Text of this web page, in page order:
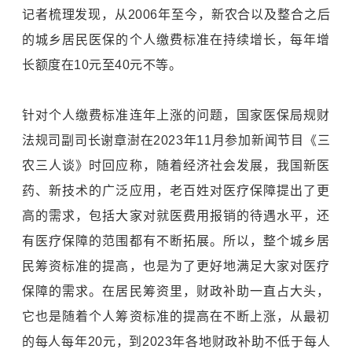
记者梳理发现，从2006年至今，新农合以及整合之后
的城乡居民医保的个人缴费标准在持续增长，每年增
长额度在10元至40元不等。
针对个人缴费标准连年上涨的问题，国家医保局规财
法规司副司长谢章澍在2023年11月参加新闻节目《三
农三人谈》时回应称，随着经济社会发展，我国新医
药、新技术的广泛应用，老百姓对医疗保障提出了更
高的需求，包括大家对就医费用报销的待遇水平，还
有医疗保障的范围都有不断拓展。所以，整个城乡居
民筹资标准的提高，也是为了更好地满足大家对医疗
保障的需求。在居民筹资里，财政补助一直占大头，
它也是随着个人筹资标准的提高在不断上涨，从最初
的每人每年20元，到2023年各地财政补助不低于每人